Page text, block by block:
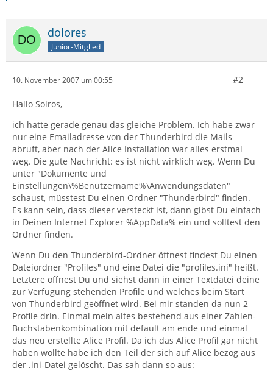
dolores
Junior-Mitglied
10. November 2007 um 00:55 #2
Hallo Solros,
ich hatte gerade genau das gleiche Problem. Ich habe zwar
nur eine Emailadresse von der Thunderbird die Mails
abruft, aber nach der Alice Installation war alles erstmal
weg. Die gute Nachricht: es ist nicht wirklich weg. Wenn Du
unter "Dokumente und
Einstellungen\%Benutzername%\Anwendungsdaten"
schaust, müsstest Du einen Ordner "Thunderbird" finden.
Es kann sein, dass dieser versteckt ist, dann gibst Du einfach
in Deinen Internet Explorer %AppData% ein und solltest den
Ordner finden.
Wenn Du den Thunderbird-Ordner öffnest findest Du einen
Dateiordner "Profiles" und eine Datei die "profiles.ini" heißt.
Letztere öffnest Du und siehst dann in einer Textdatei deine
zur Verfügung stehenden Profile und welches beim Start
von Thunderbird geöffnet wird. Bei mir standen da nun 2
Profile drin. Einmal mein altes bestehend aus einer Zahlen-
Buchstabenkombination mit default am ende und einmal
das neu erstellte Alice Profil. Da ich das Alice Profil gar nicht
haben wollte habe ich den Teil der sich auf Alice bezog aus
der .ini-Datei gelöscht. Das sah dann so aus: